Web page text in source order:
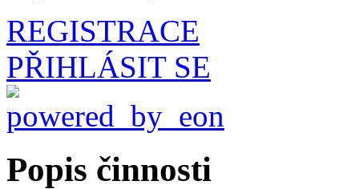
REGISTRACE
PŘIHLÁSIT SE
Popis činnosti